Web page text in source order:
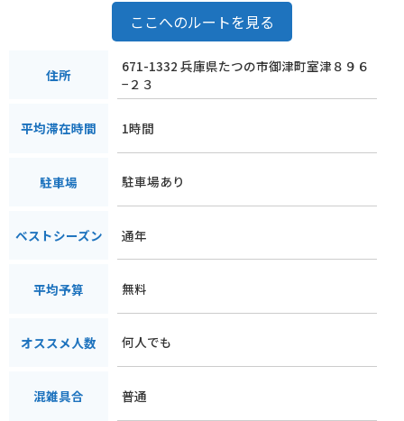
ここへのルートを見る
住所
671-1332 兵庫県たつの市御津町室津８９６
−２３
平均滞在時間 1時間
駐車場 駐車場あり
ベストシーズン 通年
平均予算 無料
オススメ人数 何人でも
混雑具合 普通